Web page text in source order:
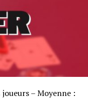
– Moyenne :